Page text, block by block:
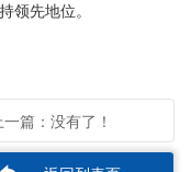
领先地位。
一篇：没有了！